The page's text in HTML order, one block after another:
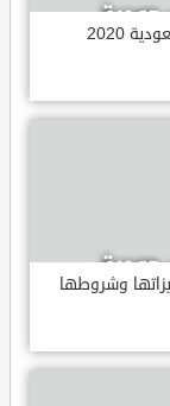
2020
وشروطها